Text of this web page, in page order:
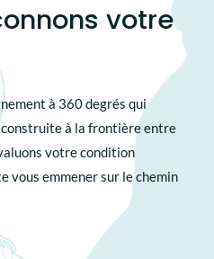
votre
à 360 degrés qui
construite à la frontière entre
votre condition
vous emmener sur le chemin